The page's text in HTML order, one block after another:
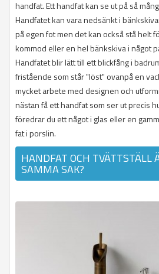
Malung
Mora
Orsa
Rättvik
Smedjebacken
Säter
Vansbro
Älvdalen
Ovanåker
Sandviken
Söderhamn
Östersund
Nässjö
Sävsjö
Tranås
Vaggeryd
Vetlanda
Värnamo
Nybro
Oskarshamn
Torsås
Vimmerby
Västervik
Öland
Älmhult
Kiruna
Luleå
Pajala
Piteå
Älvsbyn
Överkalix
Övertorneå
Höganäs
Hörby
Höör
Klippan
Kristianstad
Kävlinge
Landskrona
Lomma
Lund
Osby
Perstorp
Simrishamn
Sjöbo
Skurup
Staffanstorp
Nacka
Norrtälje
Nykvarn
Nynäshamn
Salem
Sigtuna
Sollentuna
Solna
Stockholm
Sundbyberg
Södertälje
Tyresö
Täby
Upplands Väsby
Upplands-Bro
Vallentuna
Trosa
Vingåker
Karlstad
Kil
Kristinehamn
Munkfors
Storfors
Sunne
Säffle
Torsby
Årjäng
Skellefteå
Sorsele
Storuman
Umeå
Vilhelmina
Vindeln
Vännäs
Åsele
Sala
Skinnskatteberg
Surahammar
Västerås
Falköping
Färgelanda
Grästorp
Gullspång
Göteborg
Götene
Herrljunga
Hjo
Härryda
Kungälv
Lerum
Lidköping
Lilla Edet
Lysekil
Mariestad
Lekeberg
Lindesberg
Ljusnarsberg
Nora
Örebro
Söderköping
Vadstena
Valdemarsvik
Ydre
Åtvidaberg
Ödeshög
handfat. Ett handfat kan se ut på så
Handfatet kan vara nedsänkt i
på egen fot men det kan också stå helt
kommod eller en hel bänkskiva i något
Handfatet blir lätt till ett blickfång i
fristående som står "löst" ovanpå en
mycket arbete med designen och
nästan få ett handfat som ser ut precis
föredrar du ett något i glas eller en
fat i porslin.
HANDFAT OCH TVÄTTSTÄLL
SAMMA SAK?